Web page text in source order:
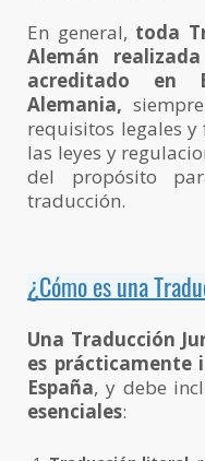
En general, toda
Alemán
acreditado en
Alemania,
requisitos legales
las leyes y
del propósito
traducción.
¿Cómo es una
Una Traducción
es prácticamente
España, y debe
esenciales: